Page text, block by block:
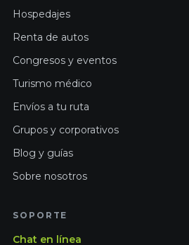
Hospedajes
Renta de autos
Congresos y eventos
Turismo médico
Envíos a tu ruta
Grupos y corporativos
Blog y guías
Sobre nosotros
SOPORTE
Chat en línea